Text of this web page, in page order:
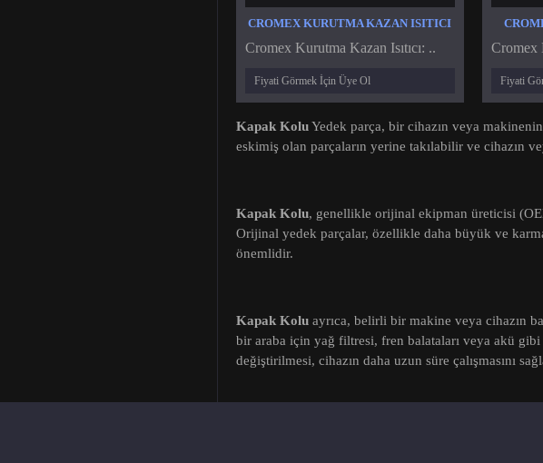
Kapak KoluYedek parça, bir cihazın veya
eskimiş olan parçaların yerine takılabilir ve cihazın
Kapak Kolu, genellikle orijinal ekipman üreticisi
Orijinal yedek parçalar, özellikle daha büyük ve
önemlidir.
Kapak Kolu ayrıca, belirli bir makine veya cihazın
bir araba için yağ filtresi, fren balataları veya akü
değiştirilmesi, cihazın daha uzun süre çalışmasını
CROMEX KURUTMA KAZAN ISITICI
Cromex Kurutma Kazan Isıtıcı: ..
Fiyati Görmek İçin Üye Ol
Cromex
Fiyati